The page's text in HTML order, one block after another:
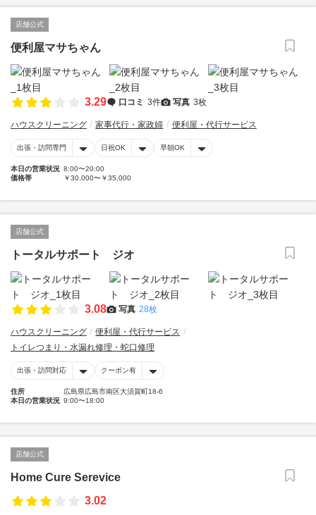
店舗公式
便利屋マサちゃん
3.29 口コミ 3件 写真 3枚
ハウスクリーニング 家事代行・家政婦 便利屋・代行サービス
出張・訪問専門 日祝OK 早朝OK
本日の営業状況 8:00〜20:00
価格帯
￥30,000〜￥35,000
店舗公式
トータルサポート ジオ
3.08 写真 28枚
ハウスクリーニング
便利屋・代行サービス
トイレつまり・水漏れ修理・蛇口修理
出張・訪問対応 クーポン有
住所
広島県広島市南区大須賀町18-6
本日の営業状況 9:00〜18:00
店舗公式
Home Cure Serevice
3.02